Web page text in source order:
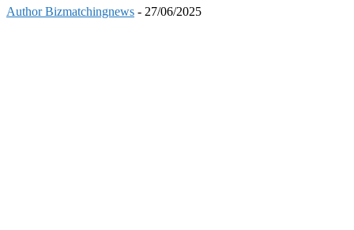
Author Bizmatchingnews - 27/06/2025